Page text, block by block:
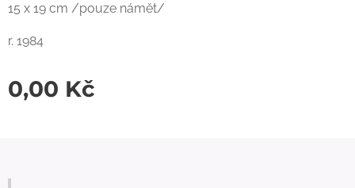
15 x 19 cm /pouze námět/
r. 1984
0,00 Kč